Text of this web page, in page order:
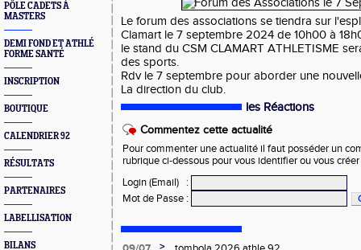
PÔLE CADETS À
MASTERS
DEMI FOND ET ATHLÉ
FORME SANTÉ
INSCRIPTION
BOUTIQUE
CALENDRIER 92
RÉSULTATS
PARTENAIRES
LABELLISATION
BILANS
Le forum des associations se tiendra sur
Clamart le 7 septembre 2024 de 10h00 à
le stand du CSM CLAMART ATHLETISME
des sports.
Rdv le 7 septembre pour aborder une
La direction du club.
les Réactions
Commentez cette actualité
Pour commenter une actualité il faut posséder un
rubrique ci-dessous pour vous identifier ou vous
Login (Email)
:
Mot de Passe :
>